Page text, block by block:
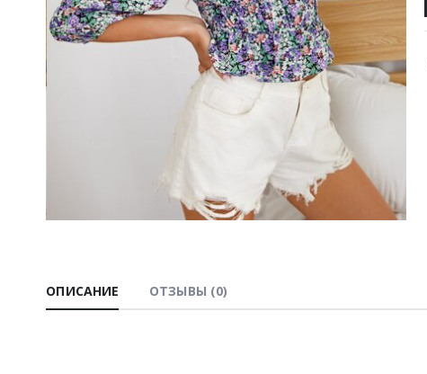
ОПИСАНИЕ ОТЗЫВЫ (0)